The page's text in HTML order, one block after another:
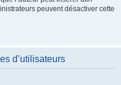
peuvent désactiver cette
d’utilisateurs